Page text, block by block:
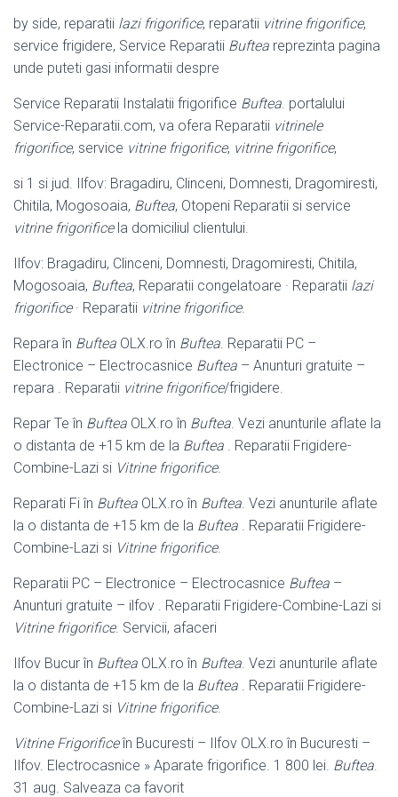
by side, reparatii lazi frigorifice, reparatii vitrine frigorifice,
service frigidere, Service Reparatii Buftea reprezinta pagina
unde puteti gasi informatii despre
Service Reparatii Instalatii frigorifice Buftea. portalului
Service-Reparatii.com, va ofera Reparatii vitrinele
frigorifice, service vitrine frigorifice, vitrine frigorifice,
si 1 si jud. Ilfov: Bragadiru, Clinceni, Domnesti, Dragomiresti,
Chitila, Mogosoaia, Buftea, Otopeni Reparatii si service
vitrine frigorificela domiciliul clientului.
Ilfov: Bragadiru, Clinceni, Domnesti, Dragomiresti, Chitila,
Mogosoaia, Buftea, Reparatii congelatoare · Reparatii lazi
frigorifice· Reparatii vitrine frigorifice.
Repara în Buftea OLX.ro în Buftea. Reparatii PC –
Electronice – Electrocasnice Buftea – Anunturi gratuite –
repara . Reparatii vitrine frigorifice/frigidere.
Repar Te în Buftea OLX.ro în Buftea. Vezi anunturile aflate la
o distanta de +15 km de la Buftea . Reparatii Frigidere-
Combine-Lazi si Vitrine frigorifice.
Reparati Fi în Buftea OLX.ro în Buftea. Vezi anunturile aflate
la o distanta de +15 km de la Buftea . Reparatii Frigidere-
Combine-Lazi si Vitrine frigorifice.
Reparatii PC – Electronice – Electrocasnice Buftea –
Anunturi gratuite – ilfov . Reparatii Frigidere-Combine-Lazi si
Vitrine frigorifice. Servicii, afaceri
Ilfov Bucur în Buftea OLX.ro în Buftea. Vezi anunturile aflate
la o distanta de +15 km de la Buftea . Reparatii Frigidere-
Combine-Lazi si Vitrine frigorifice.
Vitrine Frigorificeîn Bucuresti – Ilfov OLX.ro în Bucuresti –
Ilfov. Electrocasnice » Aparate frigorifice. 1 800 lei. Buftea.
31 aug. Salveaza ca favorit